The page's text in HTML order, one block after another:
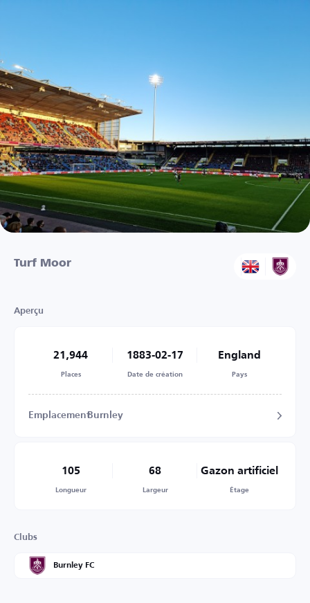
Turf Moor
Aperçu
21,944
Places
1883-02-17
Date de création
England
Pays
EmplacementBurnley
105
Longueur
68
Largeur
Gazon artificiel
Étage
Clubs
Burnley FC